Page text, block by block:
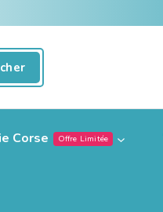
Corse Offre Limitée